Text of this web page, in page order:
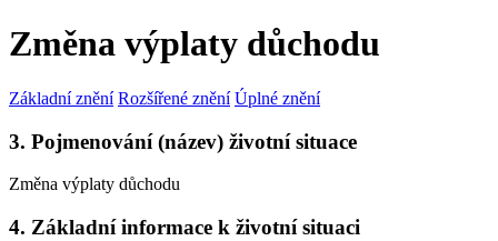
Změna výplaty důchodu
Základní znění Rozšířené znění Úplné znění
3. Pojmenování (název) životní situace
Změna výplaty důchodu
4. Základní informace k životní situaci